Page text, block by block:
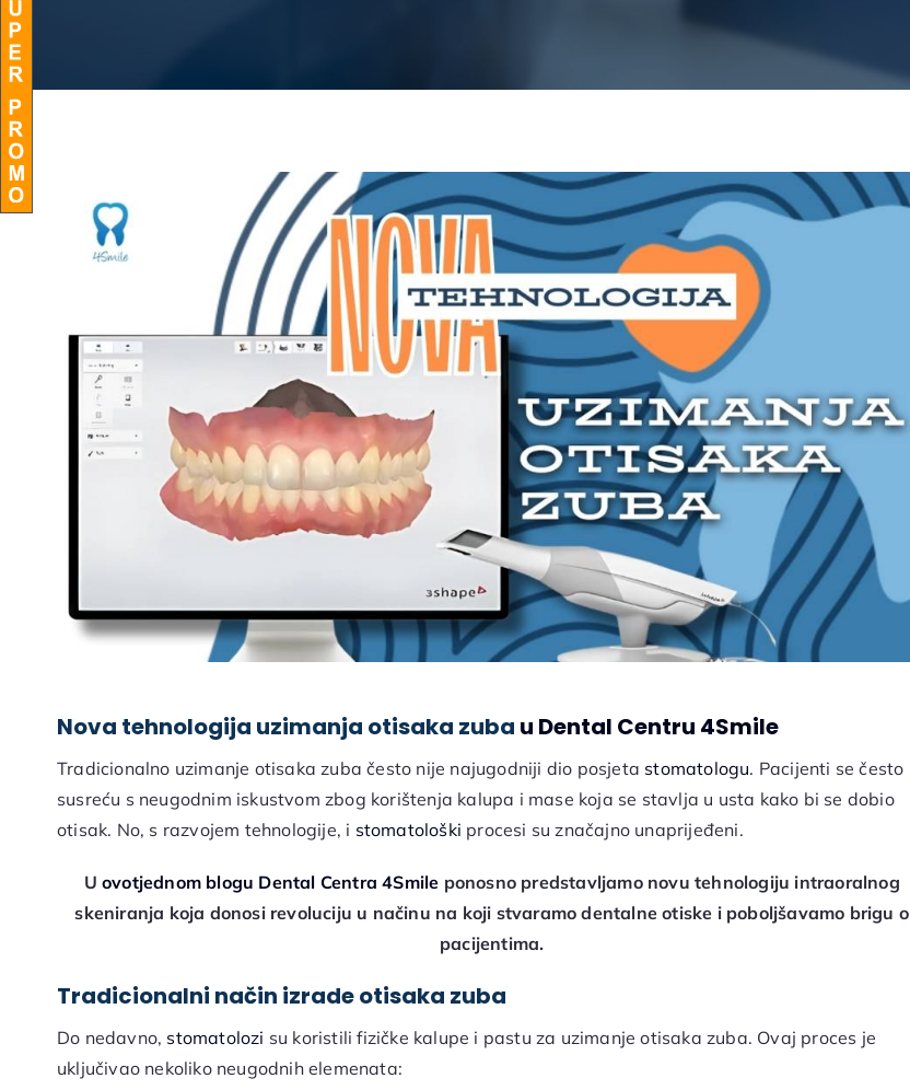
Nova tehnologija uzimanja otisaka zuba u Dental Centru 4Smile
Tradicionalno uzimanje otisaka zuba često nije najugodniji dio posjeta stomatologu. Pacijenti se često
susreću s neugodnim iskustvom zbog korištenja kalupa i mase koja se stavlja u usta kako bi se dobio
otisak. No, s razvojem tehnologije, i stomatološki procesi su značajno unaprijeđeni.
U ovotjednom blogu Dental Centra 4Smile ponosno predstavljamo novu tehnologiju intraoralnog
skeniranja koja donosi revoluciju u načinu na koji stvaramo dentalne otiske i poboljšavamo brigu o
pacijentima.
Tradicionalni način izrade otisaka zuba
Do nedavno, stomatolozi su koristili fizičke kalupe i pastu za uzimanje otisaka zuba. Ovaj proces je
uključivao nekoliko neugodnih elemenata: